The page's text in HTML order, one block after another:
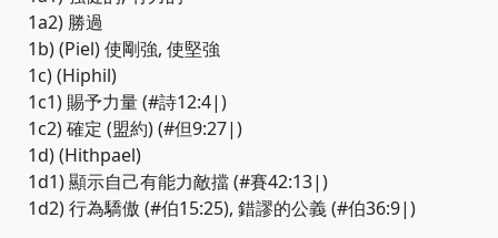
1a2) 勝過
1b) (Piel) 使剛強, 使堅強
1c) (Hiphil)
1c1) 賜予力量 (#詩12:4|)
1c2) 確定 (盟約) (#但9:27|)
1d) (Hithpael)
1d1) 顯示自己有能力敵擋 (#賽42:13|)
1d2) 行為驕傲 (#伯15:25), 錯謬的公義 (#伯36:9|)